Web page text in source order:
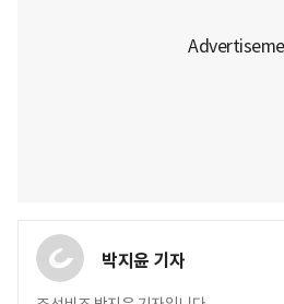
박지윤 기자